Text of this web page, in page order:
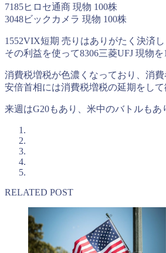
7185ヒロセ通商 現物 100株
3048ビックカメラ 現物 100株
1552VIX短期 売りはありがたく決済
その利益を使って8306三菱UFJ 現物を
消費税増税が色濃くなっており、消
安倍首相には消費税増税の延期をし
来週はG20もあり、米中のバトルも
RELATED POST